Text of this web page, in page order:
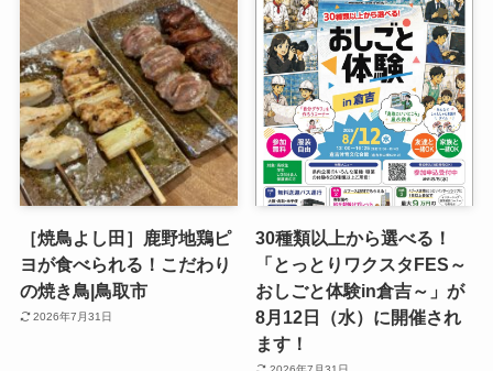
［焼鳥よし田］鹿野地鶏ピ
ヨが食べられる！こだわり
の焼き鳥|鳥取市
2026年7月31日
30種類以上から選べる！
「とっとりワクスタFES～
おしごと体験in倉吉～」が
8月12日（水）に開催され
ます！